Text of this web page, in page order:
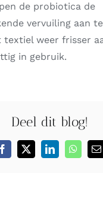
Bestellen
Journal
FAQ
de probiotica de
vervuiling aan
textiel weer frisser
in gebruik.
Deel dit blog!
Facebook
X LinkedIn
E-